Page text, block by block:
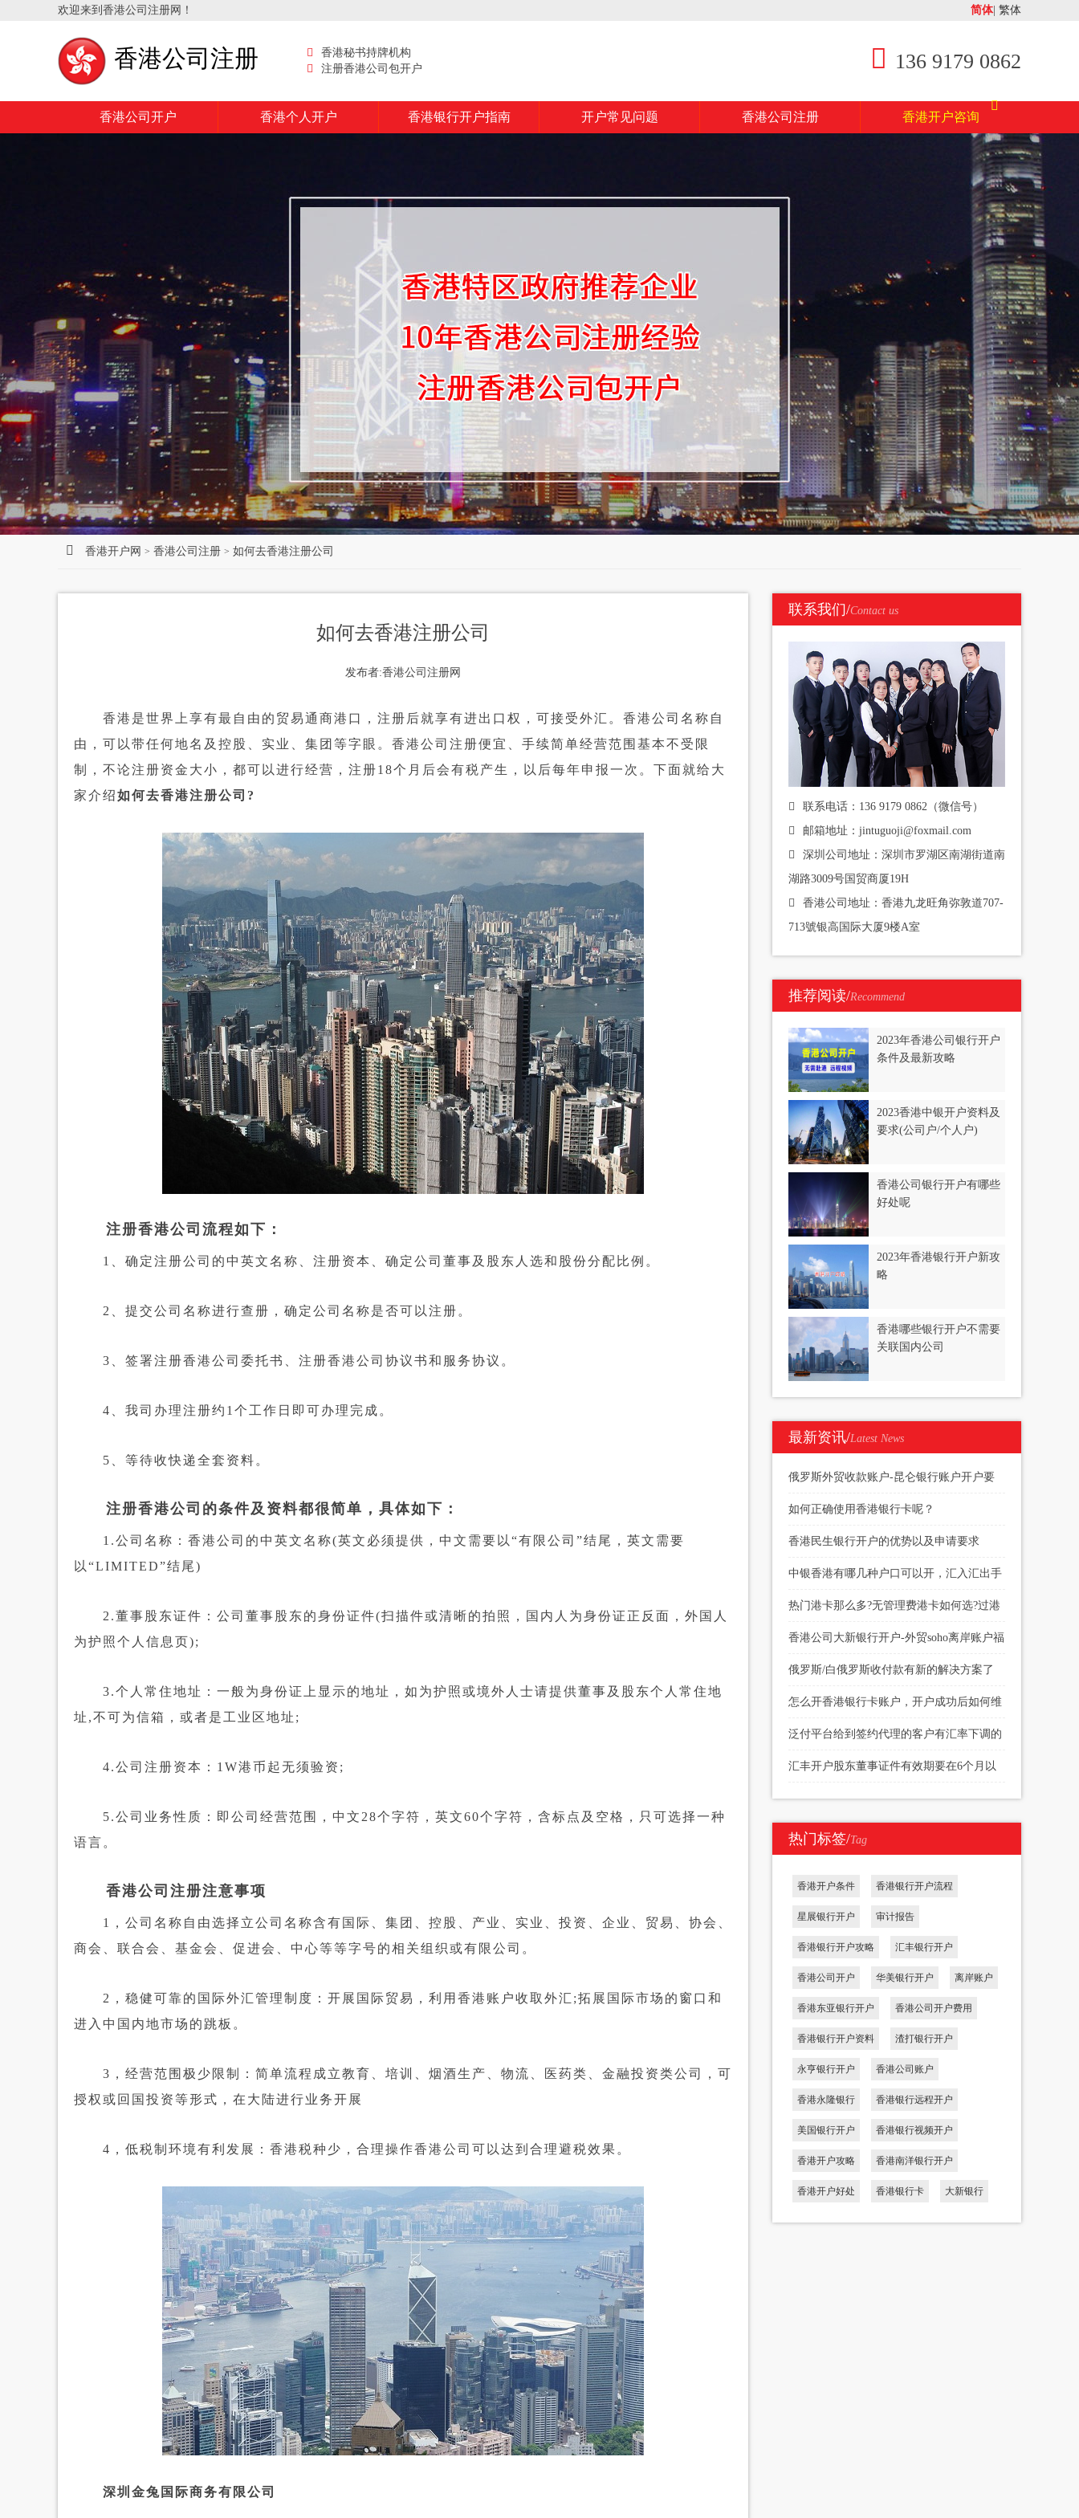
欢迎来到香港公司注册网！ 简体| 繁体
香港公司注册
香港秘书持牌机构
注册香港公司包开户
136 9179 0862
香港公司开户 香港个人开户 香港银行开户指南 开户常见问题 香港公司注册 香港开户咨询
香港开户网 > 香港公司注册 > 如何去香港注册公司
如何去香港注册公司
发布者:香港公司注册网
香港是世界上享有最自由的贸易通商港口，注册后就享有进出口权，可接受外汇。香港公司名称自
由，可以带任何地名及控股、实业、集团等字眼。香港公司注册便宜、手续简单经营范围基本不受限
制，不论注册资金大小，都可以进行经营，注册18个月后会有税产生，以后每年申报一次。下面就给大
家介绍如何去香港注册公司?
注册香港公司流程如下：
1、确定注册公司的中英文名称、注册资本、确定公司董事及股东人选和股份分配比例。
2、提交公司名称进行查册，确定公司名称是否可以注册。
3、签署注册香港公司委托书、注册香港公司协议书和服务协议。
4、我司办理注册约1个工作日即可办理完成。
5、等待收快递全套资料。
注册香港公司的条件及资料都很简单，具体如下：
1.公司名称：香港公司的中英文名称(英文必须提供，中文需要以“有限公司”结尾，英文需要
以“LIMITED”结尾)
2.董事股东证件：公司董事股东的身份证件(扫描件或清晰的拍照，国内人为身份证正反面，外国人
为护照个人信息页);
3.个人常住地址：一般为身份证上显示的地址，如为护照或境外人士请提供董事及股东个人常住地
址,不可为信箱，或者是工业区地址;
4.公司注册资本：1W港币起无须验资;
5.公司业务性质：即公司经营范围，中文28个字符，英文60个字符，含标点及空格，只可选择一种
语言。
香港公司注册注意事项
1，公司名称自由选择立公司名称含有国际、集团、控股、产业、实业、投资、企业、贸易、协会、
商会、联合会、基金会、促进会、中心等等字号的相关组织或有限公司。
2，稳健可靠的国际外汇管理制度：开展国际贸易，利用香港账户收取外汇;拓展国际市场的窗口和
进入中国内地市场的跳板。
3，经营范围极少限制：简单流程成立教育、培训、烟酒生产、物流、医药类、金融投资类公司，可
授权或回国投资等形式，在大陆进行业务开展
4，低税制环境有利发展：香港税种少，合理操作香港公司可以达到合理避税效果。
深圳金兔国际商务有限公司
联系我们/Contact us
联系电话：136 9179 0862（微信号）
邮箱地址：jintuguoji@foxmail.com
深圳公司地址：深圳市罗湖区南湖街道南
湖路3009号国贸商厦19H
香港公司地址：香港九龙旺角弥敦道707-
713號银高国际大厦9楼A室
推荐阅读/Recommend
2023年香港公司银行开户
条件及最新攻略
2023香港中银开户资料及
要求(公司户/个人户)
香港公司银行开户有哪些
好处呢
2023年香港银行开户新攻
略
香港哪些银行开户不需要
关联国内公司
最新资讯/Latest News
俄罗斯外贸收款账户-昆仑银行账户开户要
求
如何正确使用香港银行卡呢？
香港民生银行开户的优势以及申请要求
中银香港有哪几种户口可以开，汇入汇出手
续费多少
热门港卡那么多?无管理费港卡如何选?过港
开户当天下户?
香港公司大新银行开户-外贸soho离岸账户福
音
俄罗斯/白俄罗斯收付款有新的解决方案了
怎么开香港银行卡账户，开户成功后如何维
护
泛付平台给到签约代理的客户有汇率下调的
权限
汇丰开户股东董事证件有效期要在6个月以
上
热门标签/Tag
香港开户条件 香港银行开户流程
星展银行开户 审计报告
香港银行开户攻略 汇丰银行开户
香港公司开户 华美银行开户 离岸账户
香港东亚银行开户 香港公司开户费用
香港银行开户资料 渣打银行开户
永亨银行开户 香港公司账户
香港永隆银行 香港银行远程开户
美国银行开户 香港银行视频开户
香港开户攻略 香港南洋银行开户
香港开户好处 香港银行卡 大新银行